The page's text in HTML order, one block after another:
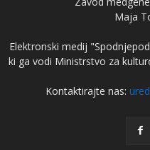
Maja
Elektronski medij
ki ga vodi Ministrstvo za
Kontaktirajte nas: